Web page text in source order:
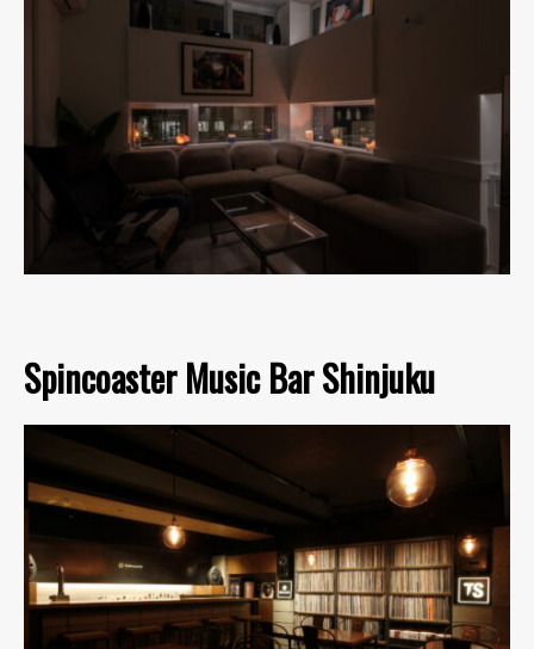
Spincoaster Music Bar Shinjuku